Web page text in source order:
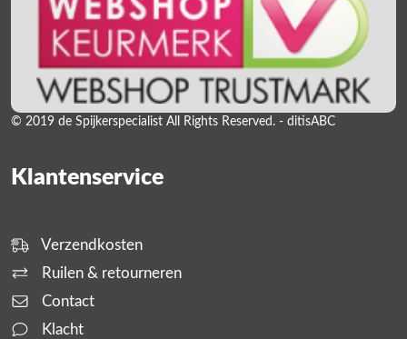
© 2019 de Spijkerspecialist All Rights Reserved. - ditisABC
Klantenservice
Verzendkosten
Ruilen & retourneren
Contact
Klacht